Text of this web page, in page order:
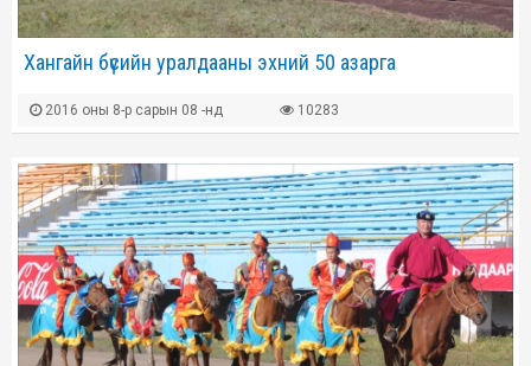
Хангайн бүсийн уралдааны эхний 50 азарга
2016 оны 8-р сарын 08 -нд 10283